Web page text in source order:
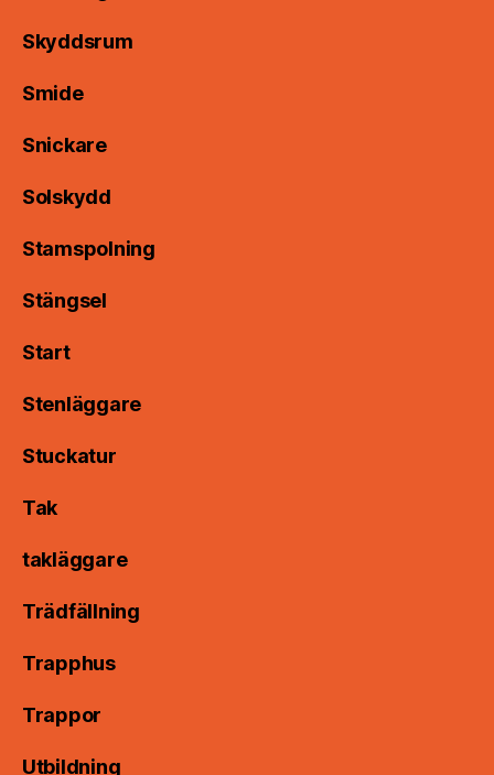
Skyddsrum
Smide
Snickare
Solskydd
Stamspolning
Stängsel
Start
Stenläggare
Stuckatur
Tak
takläggare
Trädfällning
Trapphus
Trappor
Utbildning